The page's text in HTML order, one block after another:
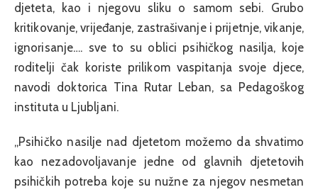
djeteta, kao i njegovu sliku o samom sebi. Grubo
kritikovanje, vrijeđanje, zastrašivanje i prijetnje, vikanje,
ignorisanje…. sve to su oblici psihičkog nasilja, koje
roditelji čak koriste prilikom vaspitanja svoje djece,
navodi doktorica Tina Rutar Leban, sa Pedagoškog
instituta u Ljubljani.
„Psihičko nasilje nad djetetom možemo da shvatimo
kao nezadovoljavanje jedne od glavnih djetetovih
psihičkih potreba koje su nužne za njegov nesmetan